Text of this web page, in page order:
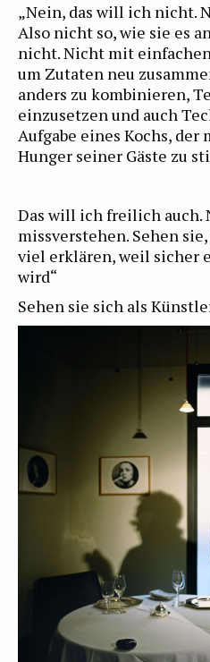
„Nein, das will ich nicht.
Also nicht so, wie sie es
nicht. Nicht mit
um Zutaten neu
anders zu kombinieren,
einzusetzen und auch
Aufgabe eines Kochs,
Hunger seiner Gäste zu
Das will ich freilich auch.
missverstehen. Sehen
viel erklären, weil sicher
wird“
Sehen sie sich als